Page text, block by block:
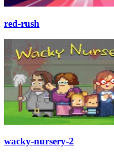
red-rush
wacky-nursery-2